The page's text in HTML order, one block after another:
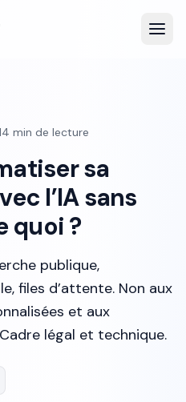
min de lecture
sa
l’IA sans
quoi ?
publique,
files d’attente. Non aux
et aux
légal et technique.